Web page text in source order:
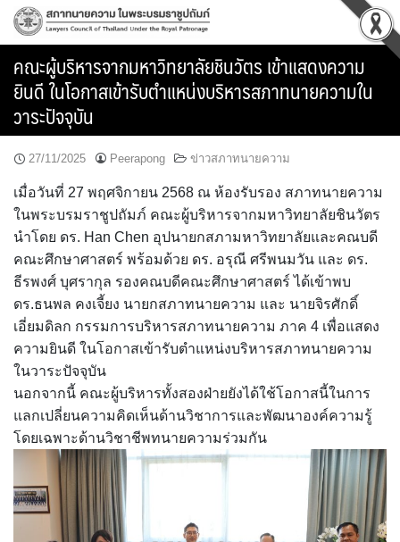
Skip
คณะผู้บริหารจากมหาวิทยาลัยชินวัตร เข้าแสดงความ
ยินดี ในโอกาสเข้ารับตำแหน่งบริหารสภาทนายความใน
วาระปัจจุบัน
27/11/2025 Peerapong ข่าวสภาทนายความ
เมื่อวันที่ 27 พฤศจิกายน 2568 ณ ห้องรับรอง สภาทนายความ
ในพระบรมราชูปถัมภ์ คณะผู้บริหารจากมหาวิทยาลัยชินวัตร
นำโดย ดร. Han Chen อุปนายกสภามหาวิทยาลัยและคณบดี
คณะศึกษาศาสตร์ พร้อมด้วย ดร. อรุณี ศรีพนมวัน และ ดร.
ธีรพงศ์ บุศรากุล รองคณบดีคณะศึกษาศาสตร์ ได้เข้าพบ
ดร.ธนพล คงเจี้ยง นายกสภาทนายความ และ นายจิรศักดิ์
เอี่ยมดิลก กรรมการบริหารสภาทนายความ ภาค 4 เพื่อแสดง
ความยินดี ในโอกาสเข้ารับตำแหน่งบริหารสภาทนายความ
ในวาระปัจจุบัน
นอกจากนี้ คณะผู้บริหารทั้งสองฝ่ายยังได้ใช้โอกาสนี้ในการ
แลกเปลี่ยนความคิดเห็นด้านวิชาการและพัฒนาองค์ความรู้
โดยเฉพาะด้านวิชาชีพทนายความร่วมกัน